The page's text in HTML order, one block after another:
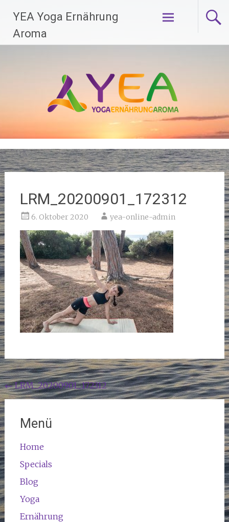
Inhalt
springen
YEA Yoga Ernährung
Aroma
LRM_20200901_172312
6. Oktober 2020 yea-online-admin
Beitragsnavigation
←LRM_20200901_172312
Menü
Home
Specials
Blog
Yoga
Ernährung